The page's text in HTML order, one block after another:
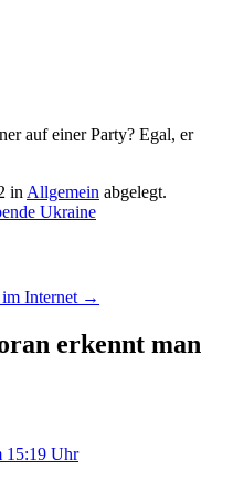
auf einer Party? Egal, er
in Allgemein abgelegt.
Internet →
erkennt man
15:19 Uhr